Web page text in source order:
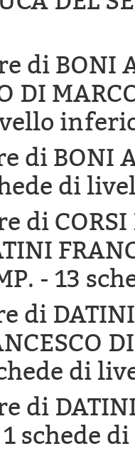
di BONI
DI
di BONI
di
di CORSI
- 13
di
di
di
1 schede